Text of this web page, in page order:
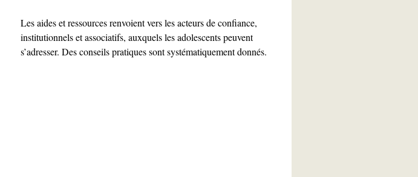
Les aides et ressources renvoient vers les acteurs de confiance,
institutionnels et associatifs, auxquels les adolescents peuvent
s’adresser. Des conseils pratiques sont systématiquement donnés.